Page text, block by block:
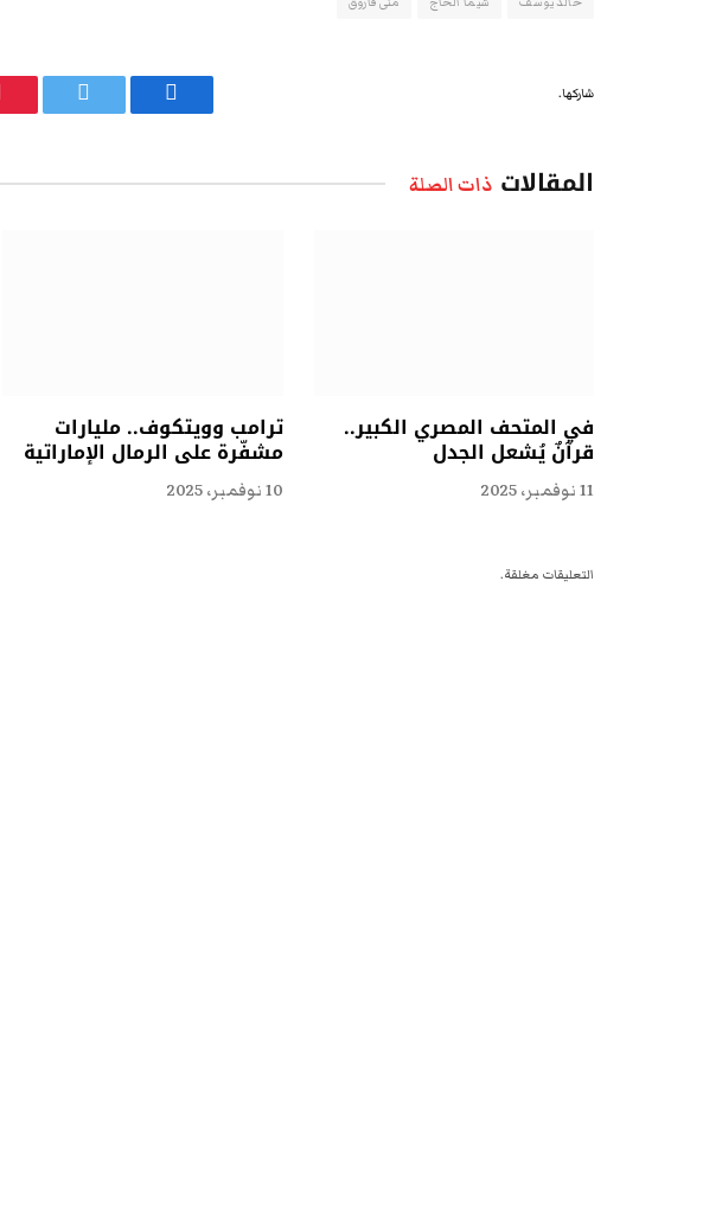
شاركها.
فيسبوك تويتر
المقالات ذات الصلة
في المتحف المصري الكبير..
قرآنٌ يُشعل الجدل
11 نوفمبر، 2025
ترامب وويتكوف.. مليارات
مشفّرة على الرمال الإماراتية
10 نوفمبر، 2025
التعليقات مغلقة.